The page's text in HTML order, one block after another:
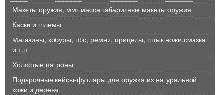
Макеты оружия, ммг масса габаритные макеты оружия
Каски и шлемы
Магазины, кобуры, пбс, ремни, прицелы, штык ножи,смазка
и т.п
Холостые патроны
Подарочные кейсы-футляры для оружия из натуральной
кожи и дерева